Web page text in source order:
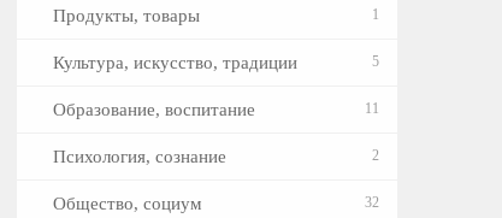
Продукты, товары 1
Культура, искусство, традиции 5
Образование, воспитание 11
Психология, сознание 2
Общество, социум 32